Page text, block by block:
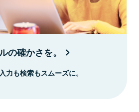
の確かさを。
力も検索もスムーズに。